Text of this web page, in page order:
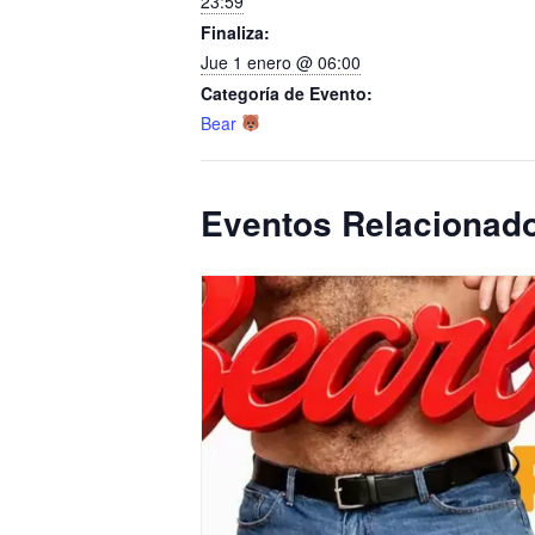
Finaliza:
Jue 1 enero @ 06:00
Categoría de Evento:
Bear
Eventos